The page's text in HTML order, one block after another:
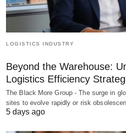
LOGISTICS INDUSTRY
Beyond the Warehouse:
Logistics Efficiency
The Black More Group - The surge in
sites to evolve rapidly or risk
5 days ago